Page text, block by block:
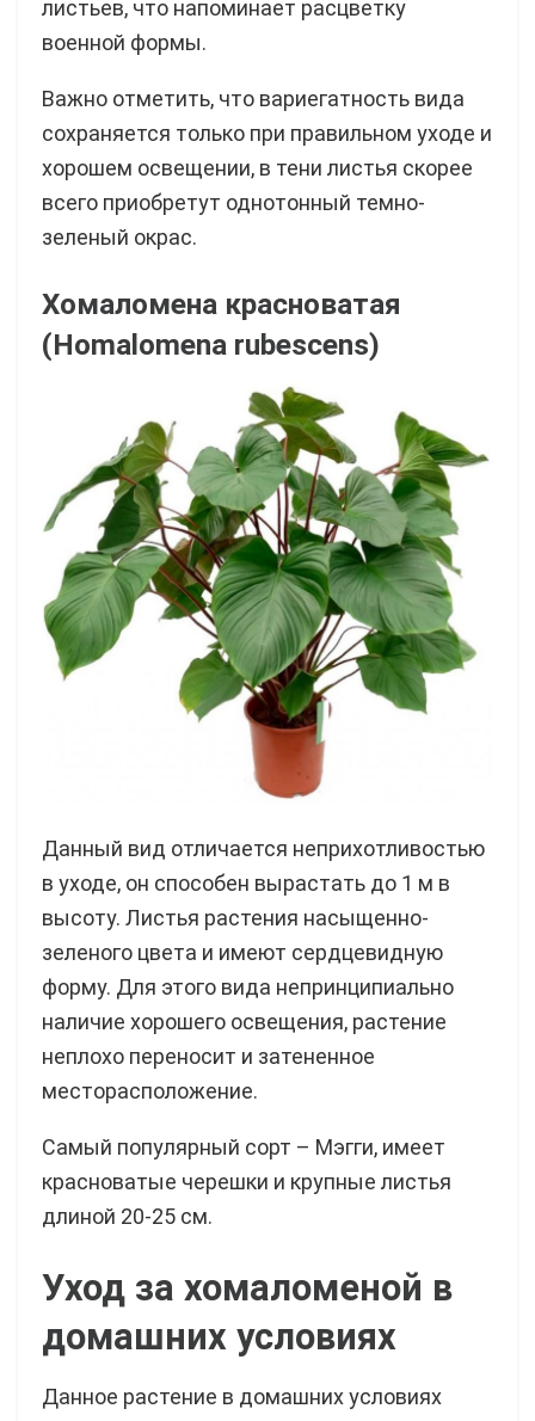
листьев, что напоминает расцветку
военной формы.
Важно отметить, что вариегатность вида
сохраняется только при правильном уходе и
хорошем освещении, в тени листья скорее
всего приобретут однотонный темно-
зеленый окрас.
Хомаломена красноватая
(Homalomena rubescens)
Данный вид отличается неприхотливостью
в уходе, он способен вырастать до 1 м в
высоту. Листья растения насыщенно-
зеленого цвета и имеют сердцевидную
форму. Для этого вида непринципиально
наличие хорошего освещения, растение
неплохо переносит и затененное
месторасположение.
Самый популярный сорт – Мэгги, имеет
красноватые черешки и крупные листья
длиной 20-25 см.
Уход за хомаломеной в
домашних условиях
Данное растение в домашних условиях